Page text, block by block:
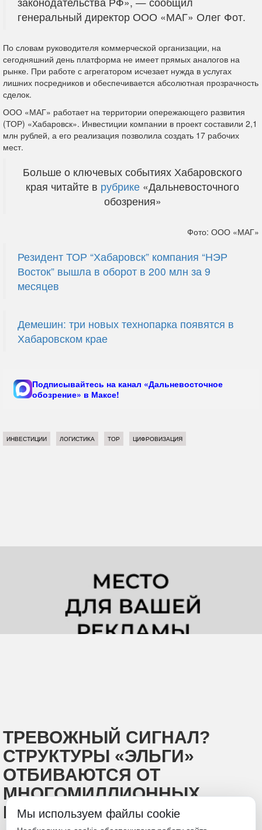
генеральный директор ООО «МАГ» Олег Фот.
По словам руководителя коммерческой организации, на
сегодняшний день платформа не имеет прямых аналогов на
рынке. При работе с агрегатором исчезает нужда в услугах
лишних посредников и обеспечивается абсолютная прозрачность
сделок.
ООО «МАГ» работает на территории опережающего развития
(ТОР) «Хабаровск». Инвестиции компании в проект составили 2,1
млн рублей, а его реализация позволила создать 17 рабочих
мест.
Больше о ключевых событиях Хабаровского
края читайте в рубрике «Дальневосточного
обозрения»
Фото: ООО «МАГ»
Резидент ТОР “Хабаровск” компания “НЭР
Восток” вышла в оборот в 200 млн за 9
месяцев
Демешин: три новых технопарка появятся в
Хабаровском крае
Подписывайтесь на канал «Дальневосточное
обозрение» в Максе!
ИНВЕСТИЦИИ ЛОГИСТИКА ТОР ЦИФРОВИЗАЦИЯ
ТРЕВОЖНЫЙ СИГНАЛ?
СТРУКТУРЫ «ЭЛЬГИ»
ОТБИВАЮТСЯ ОТ
МНОГОМИЛЛИОННЫХ
ИСКОВ
Мы используем файлы cookie